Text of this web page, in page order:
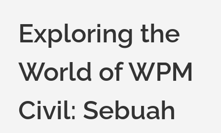
Exploring the
World of WPM
Civil: Sebuah